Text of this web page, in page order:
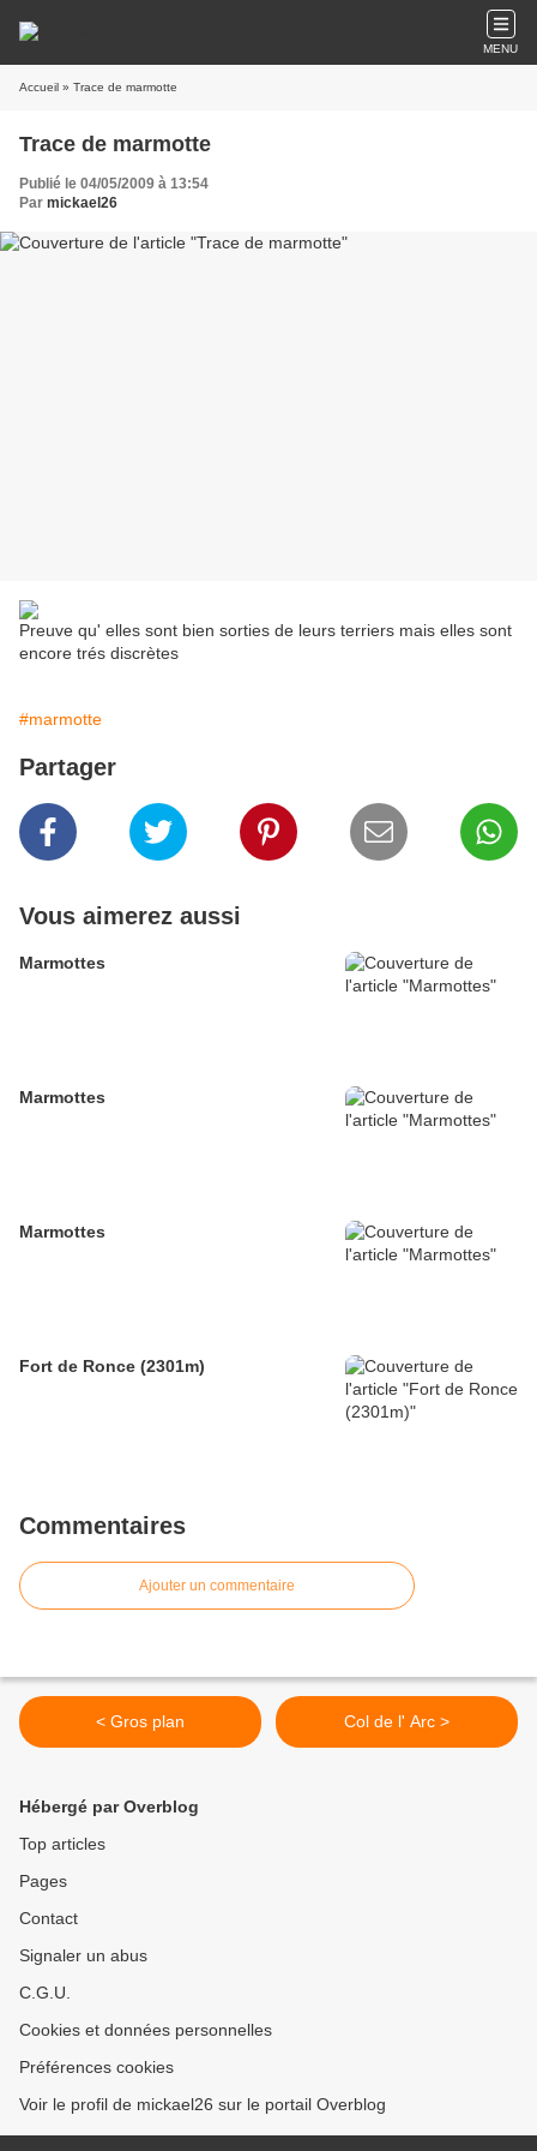
MENU
Accueil » Trace de marmotte
Trace de marmotte
Publié le 04/05/2009 à 13:54
Par mickael26
Preuve qu' elles sont bien sorties de leurs terriers mais elles sont
encore trés discrètes
#marmotte
Partager
Vous aimerez aussi
Marmottes
Marmottes
Marmottes
Fort de Ronce (2301m)
Commentaires
Ajouter un commentaire
< Gros plan Col de l' Arc >
Hébergé par Overblog
Top articles
Pages
Contact
Signaler un abus
C.G.U.
Cookies et données personnelles
Préférences cookies
Voir le profil de mickael26 sur le portail Overblog